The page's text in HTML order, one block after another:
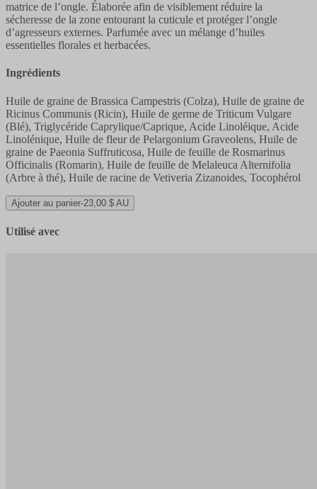
matrice de l’ongle. Élaborée afin de visiblement réduire la
sécheresse de la zone entourant la cuticule et protéger l’ongle
d’agresseurs externes. Parfumée avec un mélange d’huiles
essentielles florales et herbacées.
Ingrédients
Huile de graine de Brassica Campestris (Colza), Huile de graine de
Ricinus Communis (Ricin), Huile de germe de Triticum Vulgare
(Blé), Triglycéride Caprylique/Caprique, Acide Linoléique, Acide
Linolénique, Huile de fleur de Pelargonium Graveolens, Huile de
graine de Paeonia Suffruticosa, Huile de feuille de Rosmarinus
Officinalis (Romarin), Huile de feuille de Melaleuca Alternifolia
(Arbre à thé), Huile de racine de Vetiveria Zizanoides, Tocophérol
Ajouter au panier-23,00 $ AU
Utilisé avec